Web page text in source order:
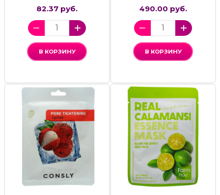
82.37 руб.
В КОРЗИНУ
490.00 руб.
В КОРЗИНУ